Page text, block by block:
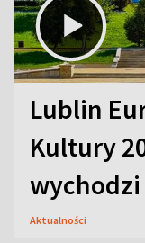
Lublin
Kultury
Aktualności